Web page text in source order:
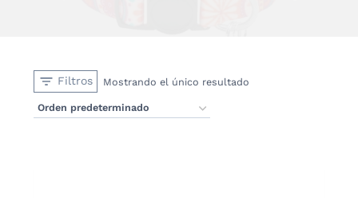
Filtros Mostrando el único resultado